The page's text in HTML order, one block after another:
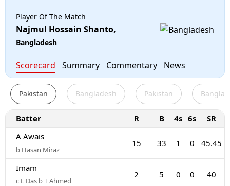
Player Of The Match
Najmul Hossain Shanto,
Bangladesh
Scorecard Summary Commentary News
Pakistan Bangladesh Pakistan
Batter R B 4s 6s
SR
A Awais
b Hasan Miraz
15 33 1 0 45.45
Imam
c L Das b T Ahmed
2 5 0 0 40